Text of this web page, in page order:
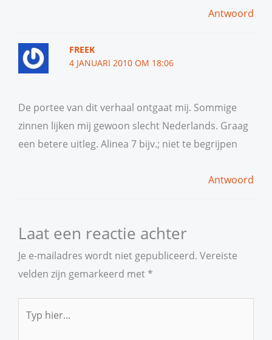
Antwoord
FREEK
4 JANUARI 2010 OM 18:06
De portee van dit verhaal ontgaat mij. Sommige
zinnen lijken mij gewoon slecht Nederlands. Graag
een betere uitleg. Alinea 7 bijv.; niet te begrijpen
Antwoord
Laat een reactie achter
Je e-mailadres wordt niet gepubliceerd. Vereiste
velden zijn gemarkeerd met *
hier...